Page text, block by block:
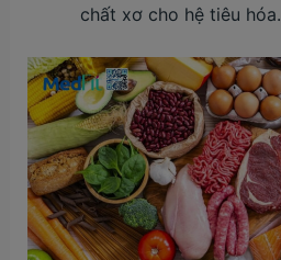
chất xơ cho hệ tiêu hóa.